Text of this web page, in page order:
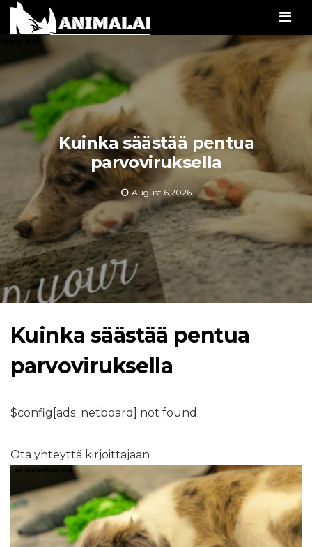
Kuinka säästää pentua
parvoviruksella
August 6,2026
Kuinka säästää pentua
parvoviruksella
$config[ads_netboard] not found
Ota yhteyttä kirjoittajaan